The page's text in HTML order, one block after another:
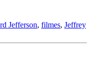
Jefferson, filmes, Jeffrey